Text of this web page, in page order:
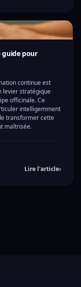
guide pour
continue est
levier stratégique
officinale. Ce
intelligemment
transformer cette
maîtrisée.
Lire l'article›